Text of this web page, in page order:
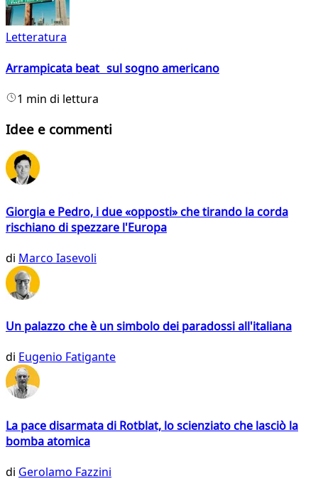
Letteratura
Arrampicata beat sul sogno americano
1 min di lettura
Idee e commenti
Giorgia e Pedro, i due «opposti» che tirando la corda
rischiano di spezzare l'Europa
di Marco Iasevoli
Un palazzo che è un simbolo dei paradossi all'italiana
di Eugenio Fatigante
La pace disarmata di Rotblat, lo scienziato che lasciò la
bomba atomica
di Gerolamo Fazzini